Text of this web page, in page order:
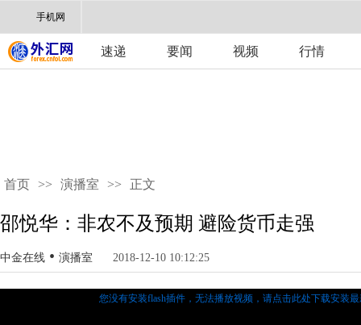
手机网
速递 要闻 视频 行情
首页 >> 演播室 >> 正文
邵悦华：非农不及预期 避险货币走强
中金在线 • 演播室 2018-12-10 10:12:25
您没有安装flash插件，无法播放视频， 请点击此处下载安装